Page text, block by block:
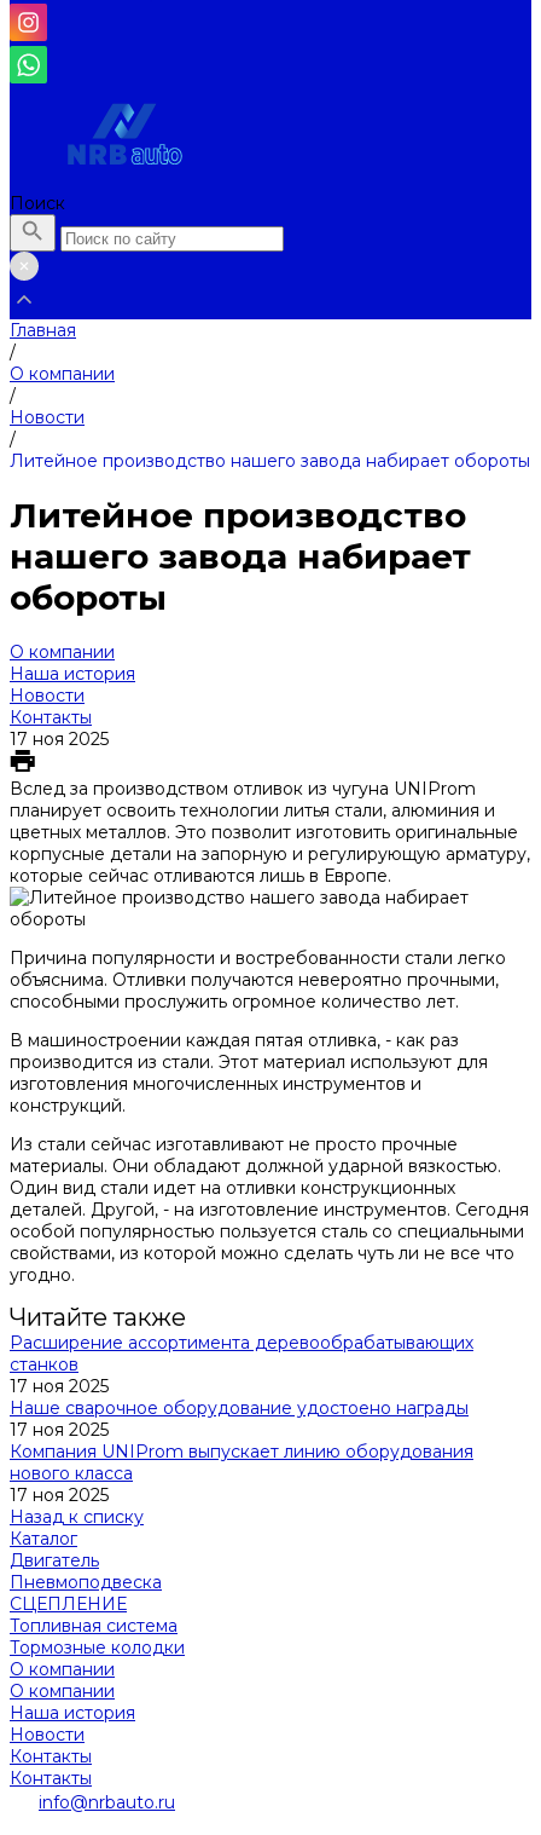
Поиск
Главная
/
О компании
/
Новости
/
Литейное производство нашего завода набирает обороты
Литейное производство
нашего завода набирает
обороты
О компании
Наша история
Новости
Контакты
17 ноя 2025
Вслед за производством отливок из чугуна UNIProm
планирует освоить технологии литья стали, алюминия и
цветных металлов. Это позволит изготовить оригинальные
корпусные детали на запорную и регулирующую арматуру,
которые сейчас отливаются лишь в Европе.
Причина популярности и востребованности стали легко
объяснима. Отливки получаются невероятно прочными,
способными прослужить огромное количество лет.
В машиностроении каждая пятая отливка, - как раз
производится из стали. Этот материал используют для
изготовления многочисленных инструментов и
конструкций.
Из стали сейчас изготавливают не просто прочные
материалы. Они обладают должной ударной вязкостью.
Один вид стали идет на отливки конструкционных
деталей. Другой, - на изготовление инструментов. Сегодня
особой популярностью пользуется сталь со специальными
свойствами, из которой можно сделать чуть ли не все что
угодно.
Читайте также
Расширение ассортимента деревообрабатывающих
станков
17 ноя 2025
Наше сварочное оборудование удостоено награды
17 ноя 2025
Компания UNIProm выпускает линию оборудования
нового класса
17 ноя 2025
Назад к списку
Каталог
Двигатель
Пневмоподвеска
СЦЕПЛЕНИЕ
Топливная система
Тормозные колодки
О компании
О компании
Наша история
Новости
Контакты
Контакты
info@nrbauto.ru